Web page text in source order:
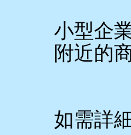
小型企
附近的
如需詳